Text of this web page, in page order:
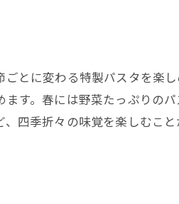
わう季節のおすすめパスタ
のパスタメニューレストラン
る川口市のパスタレストラン
とに変わる特製パスタを楽
す。春には野菜たっぷりの
四季折々の味覚を楽しむこ